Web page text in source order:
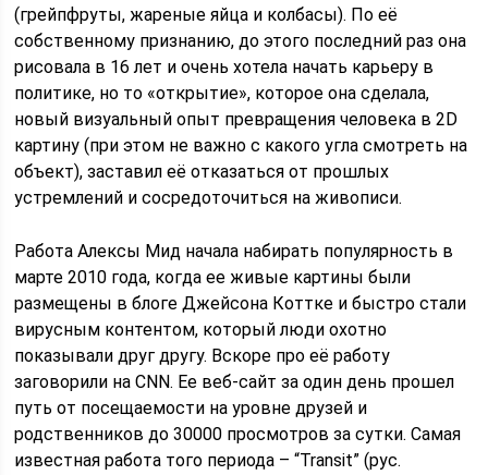
(грейпфруты, жареные яйца и колбасы). По её
собственному признанию, до этого последний раз она
рисовала в 16 лет и очень хотела начать карьеру в
политике, но то «открытие», которое она сделала,
новый визуальный опыт превращения человека в 2D
картину (при этом не важно с какого угла смотреть на
объект), заставил её отказаться от прошлых
устремлений и сосредоточиться на живописи.
Работа Алексы Мид начала набирать популярность в
марте 2010 года, когда ее живые картины были
размещены в блоге Джейсона Коттке и быстро стали
вирусным контентом, который люди охотно
показывали друг другу. Вскоре про её работу
заговорили на CNN. Ее веб-сайт за один день прошел
путь от посещаемости на уровне друзей и
родственников до 30000 просмотров за сутки. Самая
известная работа того периода – “Transit” (рус.